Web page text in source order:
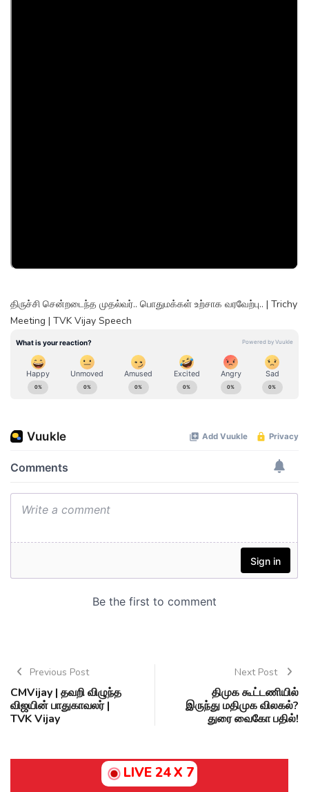
திருச்சி சென்றடைந்த முதல்வர்.. பொதுமக்கள் உற்சாக வரவேற்பு.. | Trichy
Meeting | TVK Vijay Speech
Previous Post
CMVijay | தவறி விழுந்த
விஜயின் பாதுகாவலர் |
TVK Vijay
Next Post
திமுக கூட்டணியில்
இருந்து மதிமுக விலகல்?
துரை வைகோ பதில்!
LIVE 24 X 7